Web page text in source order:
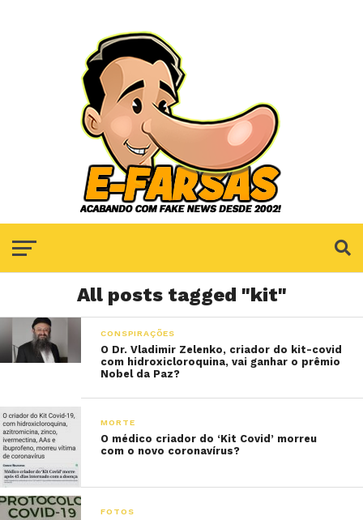
All posts tagged "kit"
CONSPIRAÇÕES
O Dr. Vladimir Zelenko, criador do kit-covid
com hidroxicloroquina, vai ganhar o prêmio
Nobel da Paz?
MORTE
O médico criador do ‘Kit Covid’ morreu
com o novo coronavírus?
FOTOS